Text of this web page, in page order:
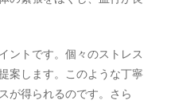
ントです。個々のストレス
案します。このような丁寧
が得られるのです。さら